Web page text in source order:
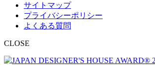
サイトマップ
プライバシーポリシー
よくある質問
CLOSE